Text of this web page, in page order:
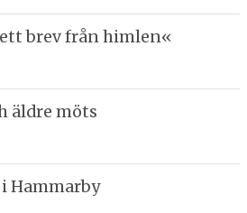
brev från himlen«
äldre möts
Hammarby